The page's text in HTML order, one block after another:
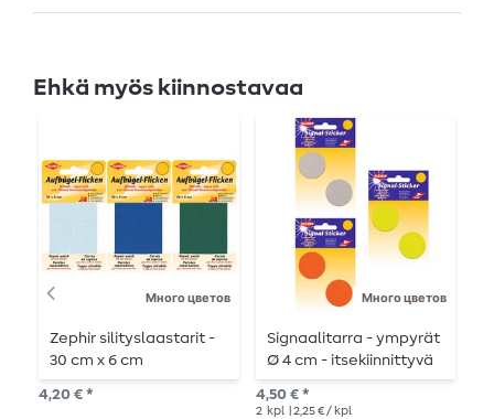
Ehkä myös kiinnostavaa
Много цветов
Zephir silityslaastarit -
30 cm x 6 cm
4,20 € *
Много цветов
Signaalitarra - ympyrät
Ø 4 cm - itsekiinnittyvä
4,50 € *
2 kpl | 2,25 € / kpl